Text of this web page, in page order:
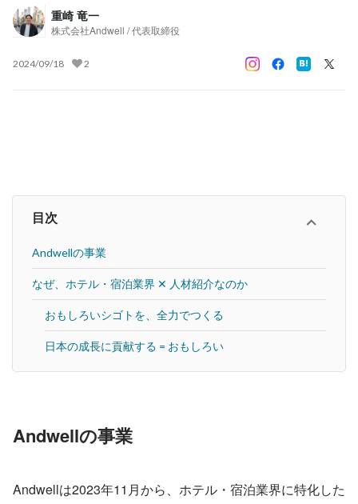
重崎 竜一
株式会社Andwell / 代表取締役
2024/09/18 2
目次
Andwellの事業
なぜ、ホテル・宿泊業界 ✕ 人材紹介なのか
おもしろいシゴトを、全力でつくる
日本の成長に貢献する = おもしろい
Andwellの事業
Andwellは2023年11月から、ホテル・宿泊業界に特化した